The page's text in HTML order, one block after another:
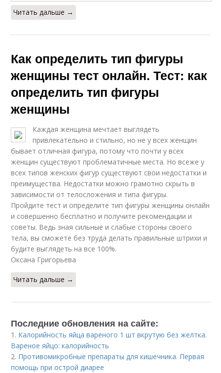
Читать дальше →
Как определить тип фигуры
женщины тест онлайн. Тест: как
определить тип фигуры
женщины
Каждая женщина мечтает выглядеть
привлекательно и стильно, но не у всех женщин
бывает отличная фигура, потому что почти у всех
женщин существуют проблематичные места. Но всеже у
всех типов женских фигур существуют свои недостатки и
преимущества. Недостатки можно грамотно скрыть в
зависимости от телосложения и типа фигуры.
Пройдите тест и определите тип фигуры женщины онлайн
и совершенно бесплатно и получите рекомендации и
советы. Ведь зная сильные и слабые стороны своего
тела, вы сможете без труда делать правильные штрихи и
будите выглядеть на все 100%.
Оксана Григорьева
Читать дальше →
Последние обновления на сайте:
1. Калорийность яйца вареного 1 шт вкрутую без желтка.
Вареное яйцо: калорийность
2. Противомикробные препараты для кишечника. Первая
помощь при острой диарее